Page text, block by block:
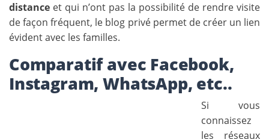
distance et qui n’ont pas la possibilité de rendre visite
de façon fréquent, le blog privé permet de créer un lien
évident avec les familles.
Comparatif avec Facebook,
Instagram, WhatsApp, etc..
Si vous
connaissez
les réseaux